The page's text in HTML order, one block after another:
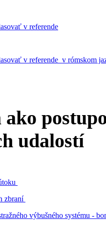
v referende
v referende v rómskom
ako
udalostí
zbraní
výbušného systému -